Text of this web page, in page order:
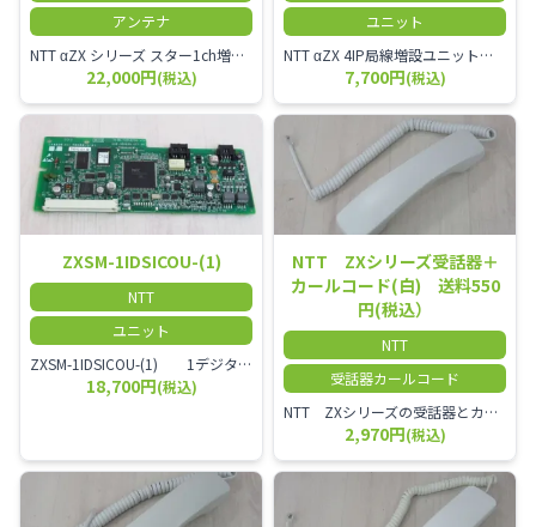
アンテナ
NTT αZX シリーズ スター1ch増設接続装置 コードレス接続用アンテナ ZX-DCL-S1CS-1M ZX-DCL-PS等と組み合わせて使用します。 ZX-DCL-PSを複数台接続できますが同時に通話できるのは１台のみです。
22,000円(税込)
ユニット
NTT αZX 4IP局線増設ユニット ひかり電話オフィスタイプで4ch以上にしたい場合必要となるユニットです。
7,700円(税込)
ZXSM-1IDSICOU-(1)
NTT
ユニット
ZXSM-1IDSICOU-(1) 1デジタル局線ユニット
18,700円(税込)
NTT ZXシリーズ受話器＋
カールコード(白) 送料550
円(税込）
NTT
受話器カールコード
NTT ZXシリーズの受話器とカールコードセット／本商品は中古品となります。 写真では分かりにくいキズ・汚れなどの使用感があります。 経年変化で日焼けの色味が強くなる場合がございます。 予めご理解・ご了承頂きますようお願いいたします。
2,970円(税込)